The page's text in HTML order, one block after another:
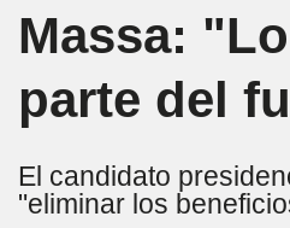
Massa:
parte del
El candidato
"eliminar los